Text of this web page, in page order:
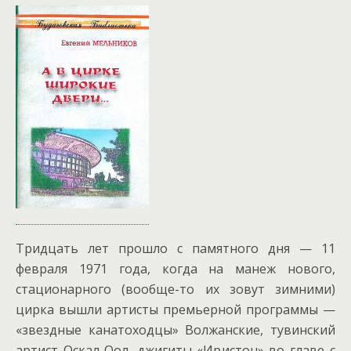
Тридцать лет прошло с памятного дня — 11
февраля 1971 года, когда на манеж нового,
стационарного (вообще-то их зовут зимними)
цирка вышли артисты премьерной программы —
«звездные канатоходцы» Волжанские, тувинский